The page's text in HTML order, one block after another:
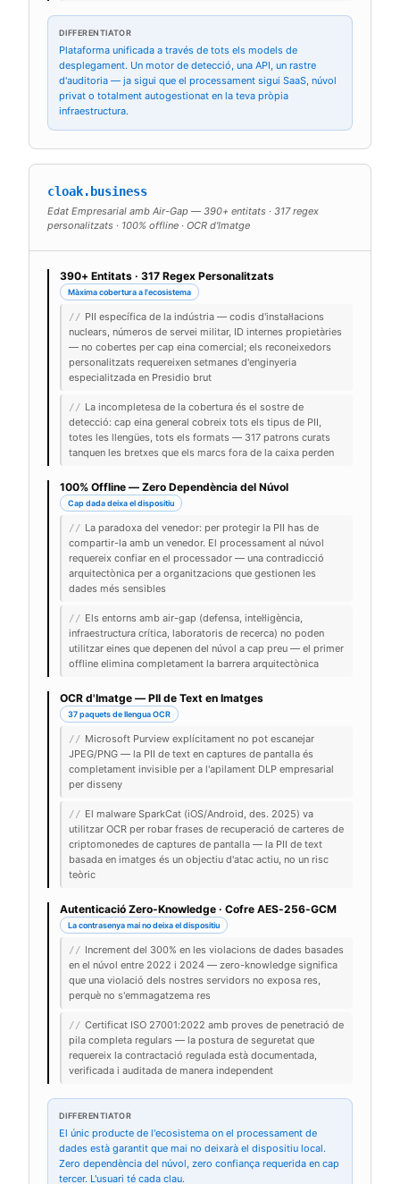
DIFFERENTIATOR
Plataforma unificada a través de tots els models de
desplegament. Un motor de detecció, una API, un rastre
d'auditoria — ja sigui que el processament sigui SaaS, núvol
privat o totalment autogestionat en la teva pròpia
infraestructura.
cloak.business
Edat Empresarial amb Air-Gap — 390+ entitats · 317 regex
personalitzats · 100% offline · OCR d'Imatge
390+ Entitats · 317 Regex Personalitzats
Màxima cobertura a l'ecosistema
// PII específica de la indústria — codis d'instal·lacions
nuclears, números de servei militar, ID internes propietàries
— no cobertes per cap eina comercial; els reconeixedors
personalitzats requereixen setmanes d'enginyeria
especialitzada en Presidio brut
// La incompletesa de la cobertura és el sostre de
detecció: cap eina general cobreix tots els tipus de PII,
totes les llengües, tots els formats — 317 patrons curats
tanquen les bretxes que els marcs fora de la caixa perden
100% Offline — Zero Dependència del Núvol
Cap dada deixa el dispositiu
// La paradoxa del venedor: per protegir la PII has de
compartir-la amb un venedor. El processament al núvol
requereix confiar en el processador — una contradicció
arquitectònica per a organitzacions que gestionen les
dades més sensibles
// Els entorns amb air-gap (defensa, intel·ligència,
infraestructura crítica, laboratoris de recerca) no poden
utilitzar eines que depenen del núvol a cap preu — el primer
offline elimina completament la barrera arquitectònica
OCR d'Imatge — PII de Text en Imatges
37 paquets de llengua OCR
// Microsoft Purview explícitament no pot escanejar
JPEG/PNG — la PII de text en captures de pantalla és
completament invisible per a l'apilament DLP empresarial
per disseny
// El malware SparkCat (iOS/Android, des. 2025) va
utilitzar OCR per robar frases de recuperació de carteres de
criptomonedes de captures de pantalla — la PII de text
basada en imatges és un objectiu d'atac actiu, no un risc
teòric
Autenticació Zero-Knowledge · Cofre AES-256-GCM
La contrasenya mai no deixa el dispositiu
// Increment del 300% en les violacions de dades basades
en el núvol entre 2022 i 2024 — zero-knowledge significa
que una violació dels nostres servidors no exposa res,
perquè no s'emmagatzema res
// Certificat ISO 27001:2022 amb proves de penetració de
pila completa regulars — la postura de seguretat que
requereix la contractació regulada està documentada,
verificada i auditada de manera independent
DIFFERENTIATOR
El únic producte de l'ecosistema on el processament de
dades està garantit que mai no deixarà el dispositiu local.
Zero dependència del núvol, zero confiança requerida en cap
tercer. L'usuari té cada clau.